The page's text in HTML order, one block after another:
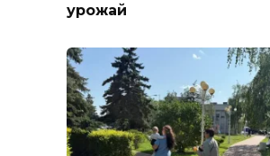
урожай